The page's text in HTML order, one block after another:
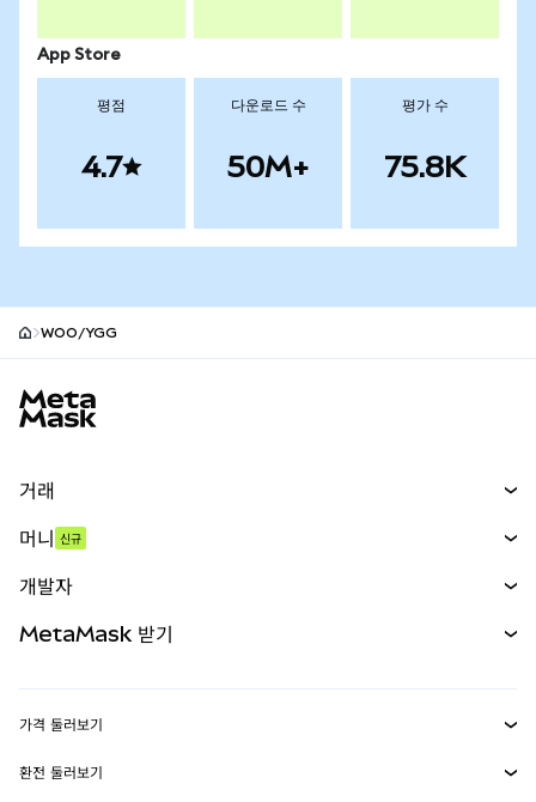
App Store
평점
4.7
다운로드 수
50M+
평가 수
75.8K
WOO/YGG
거래
무기한 선물
실물자산
머니 신규
개발자
MetaMask Connect
MetaMask 받기
가격 둘러보기
이더리움 가격
환전 둘러보기